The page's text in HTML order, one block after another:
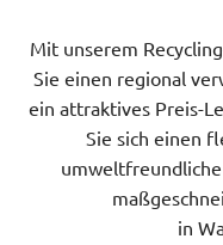
Mit unserem
Sie einen regional
ein attraktives Preis-
Sie sich einen
in